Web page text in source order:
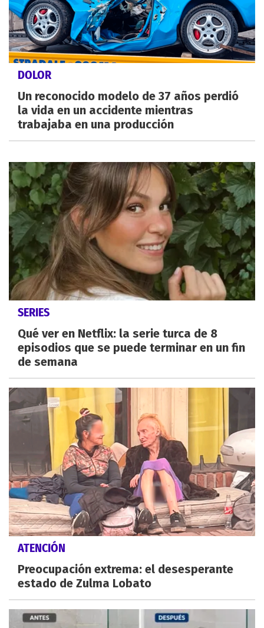
DOLOR
Un reconocido modelo de 37 años perdió
la vida en un accidente mientras
trabajaba en una producción
SERIES
Qué ver en Netflix: la serie turca de 8
episodios que se puede terminar en un fin
de semana
ATENCIÓN
Preocupación extrema: el desesperante
estado de Zulma Lobato